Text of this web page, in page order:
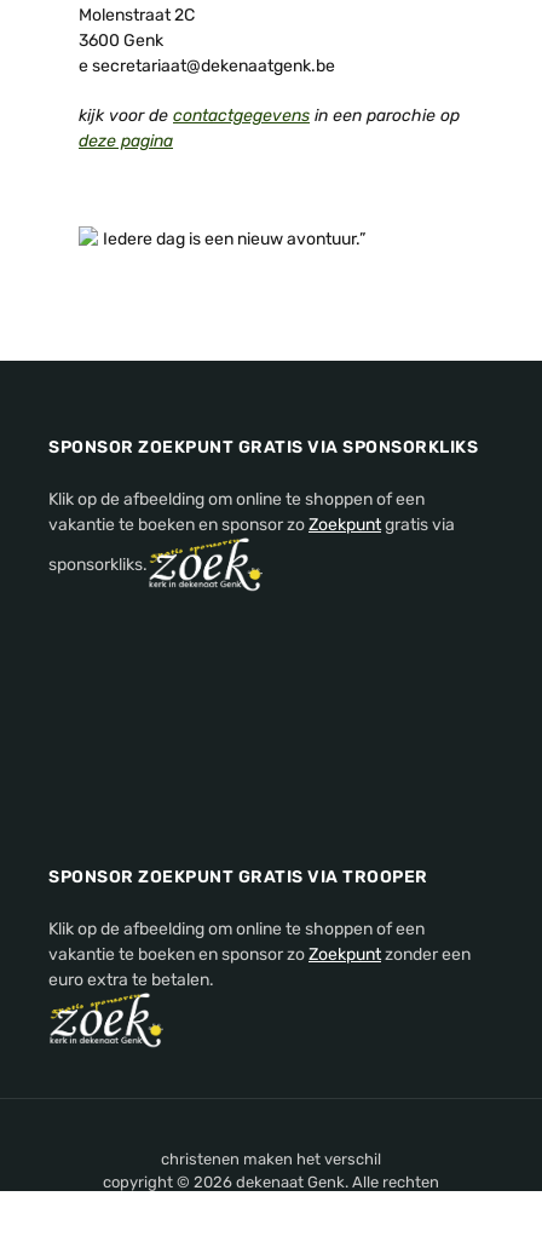
Molenstraat 2C
3600 Genk
e secretariaat@dekenaatgenk.be
kijk voor de contactgegevens in een parochie op
deze pagina
Iedere dag is een nieuw avontuur.”
SPONSOR ZOEKPUNT GRATIS VIA SPONSORKLIKS
Klik op de afbeelding om online te shoppen of een
vakantie te boeken en sponsor zoZoekpuntgratis via
sponsorkliks.
SPONSOR ZOEKPUNT GRATIS VIA TROOPER
Klik op de afbeelding om online te shoppen of een
vakantie te boeken en sponsor zoZoekpuntzonder een
euro extra te betalen.
christenen maken het verschil
copyright © 2026 dekenaat Genk. Alle rechten